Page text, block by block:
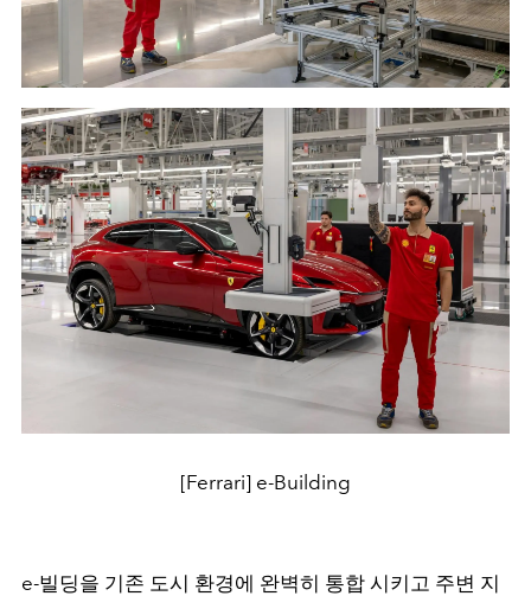
[Ferrari] e-Building
e-빌딩을 기존 도시 환경에 완벽히 통합 시키고 주변 지